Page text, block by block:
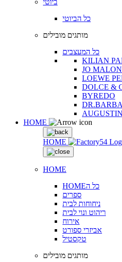
כל הביוטי
מותגים מובילים
כל המעצבים
KILIAN
JO
LOEWE
DOLCE &
BYREDO
HOME
HOME
HOME
HOMEכל ה
ספרים
ניחוחות לבית
ריהוט ונוי לבית
אירוח
אביזרי ספורט
טקסטיל
מותגים מובילים